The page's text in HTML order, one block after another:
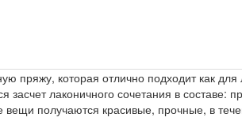
пряжу, которая отлично подходит как
засчет лаконичного сочетания в
вещи получаются красивые, прочные, в